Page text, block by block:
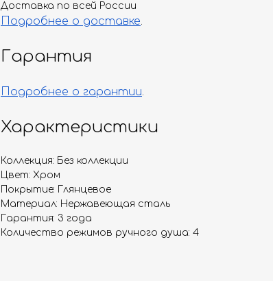
Доставка по всей России
Подробнее о доставке.
Гарантия
Подробнее о гарантии.
Характеристики
Коллекция: Без коллекции
Цвет: Хром
Покрытие: Глянцевое
Материал: Нержавеющая сталь
Гарантия: 3 года
Количество режимов ручного душа: 4